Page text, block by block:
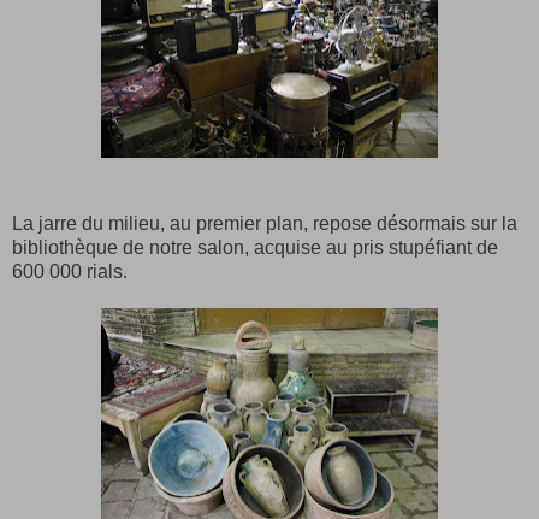
La jarre du milieu, au premier plan, repose désormais sur la
bibliothèque de notre salon, acquise au pris stupéfiant de
600 000 rials.